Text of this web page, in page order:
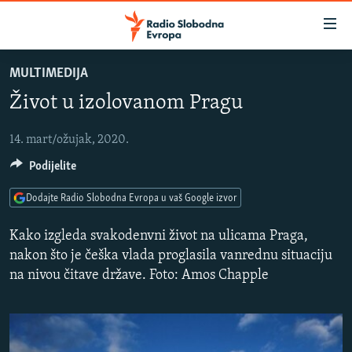
na
glavni
Pređite
na
navigaciju
na
pretragu
BOSNA I HERCEGOVINA
SRBIJA
KOSOVO
CRNA GORA
VIZUELNO
VIDEO
FOTOGALERIJE
PODCASTI
RAT U UKRAJINI
KINA NA BALKANU
RSE PRIČE IZ SVIJETA
MULTIMEDIJA
Život u izolovanom Pragu
14. mart/ožujak, 2020.
Kako izgleda svakodenvni život na ulicama Praga,
nakon što je češka vlada proglasila vanrednu situaciju
na nivou čitave države. Foto: Amos Chapple
Podijelite
Dodajte Radio Slobodna Evropa u vaš Google izvor